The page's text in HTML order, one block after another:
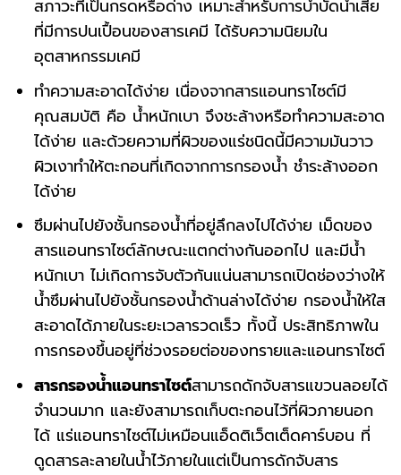
สภาวะที่เป็นกรดหรือด่าง เหมาะสำหรับการบำบัดน้ำเสีย
ที่มีการปนเปื้อนของสารเคมี ได้รับความนิยมใน
อุตสาหกรรมเคมี
ทำความสะอาดได้ง่าย เนื่องจากสารแอนทราไซต์มี
คุณสมบัติ คือ น้ำหนักเบา จึงชะล้างหรือทำความสะอาด
ได้ง่าย และด้วยความที่ผิวของแร่ชนิดนี้มีความมันวาว
ผิวเงาทำให้ตะกอนที่เกิดจากการกรองน้ำ ชำระล้างออก
ได้ง่าย
ซึมผ่านไปยังชั้นกรองน้ำที่อยู่ลึกลงไปได้ง่าย เม็ดของ
สารแอนทราไซต์ลักษณะแตกต่างกันออกไป และมีน้ำ
หนักเบา ไม่เกิดการจับตัวกันแน่นสามารถเปิดช่องว่างให้
น้ำซึมผ่านไปยังชั้นกรองน้ำด้านล่างได้ง่าย กรองน้ำให้ใส
สะอาดได้ภายในระยะเวลารวดเร็ว ทั้งนี้ ประสิทธิภาพใน
การกรองขึ้นอยู่ที่ช่วงรอยต่อของทรายและแอนทราไซต์
สารกรองน้ําแอนทราไซต์สามารถดักจับสารแขวนลอยได้
จำนวนมาก และยังสามารถเก็บตะกอนไว้ที่ผิวภายนอก
ได้ แร่แอนทราไซต์ไม่เหมือนแอ็ดติเว็ตเต็ดคาร์บอน ที่
ดูดสารละลายในน้ำไว้ภายในแต่เป็นการดักจับสาร